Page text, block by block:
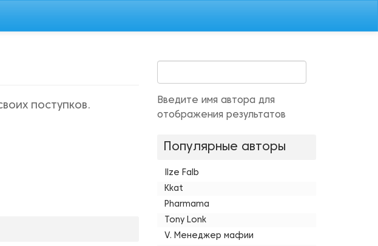
поступков.
Введите имя автора для
отображения результатов
Популярные авторы
Ilze Falb
Kkat
Pharmama
Tony Lonk
V. Менеджер мафии